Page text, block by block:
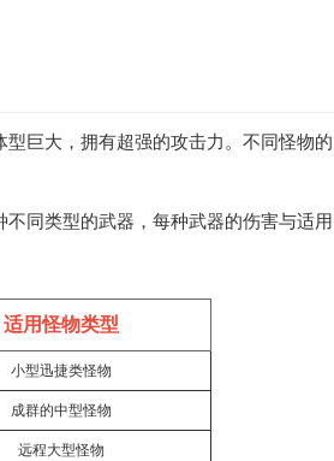
巨大，拥有超强的攻击力。不同怪物的
同类型的武器，每种武器的伤害与适用
适用怪物类型
小型迅捷类怪物
成群的中型怪物
远程大型怪物